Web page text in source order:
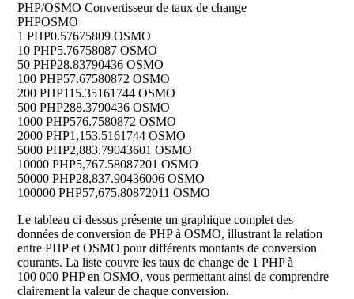
PHP/OSMO Convertisseur de taux de change
PHPOSMO
1 PHP0.57675809 OSMO
10 PHP5.76758087 OSMO
50 PHP28.83790436 OSMO
100 PHP57.67580872 OSMO
200 PHP115.35161744 OSMO
500 PHP288.3790436 OSMO
1000 PHP576.7580872 OSMO
2000 PHP1,153.5161744 OSMO
5000 PHP2,883.79043601 OSMO
10000 PHP5,767.58087201 OSMO
50000 PHP28,837.90436006 OSMO
100000 PHP57,675.80872011 OSMO
Le tableau ci-dessus présente un graphique complet des
données de conversion de PHP à OSMO, illustrant la relation
entre PHP et OSMO pour différents montants de conversion
courants. La liste couvre les taux de change de 1 PHP à
100 000 PHP en OSMO, vous permettant ainsi de comprendre
clairement la valeur de chaque conversion.